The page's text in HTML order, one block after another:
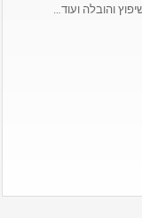
והובלה ועוד…